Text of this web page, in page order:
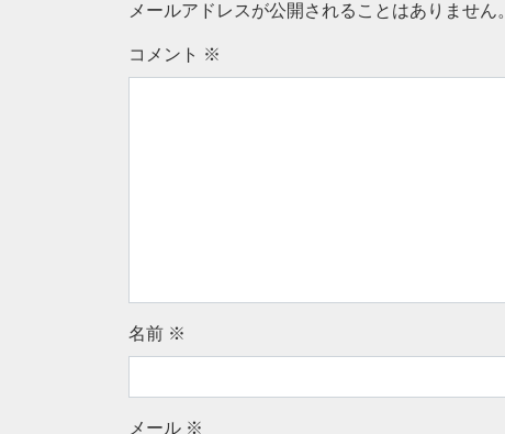
メールアドレスが公開されることはありません。
コメント ※
名前 ※
メール ※